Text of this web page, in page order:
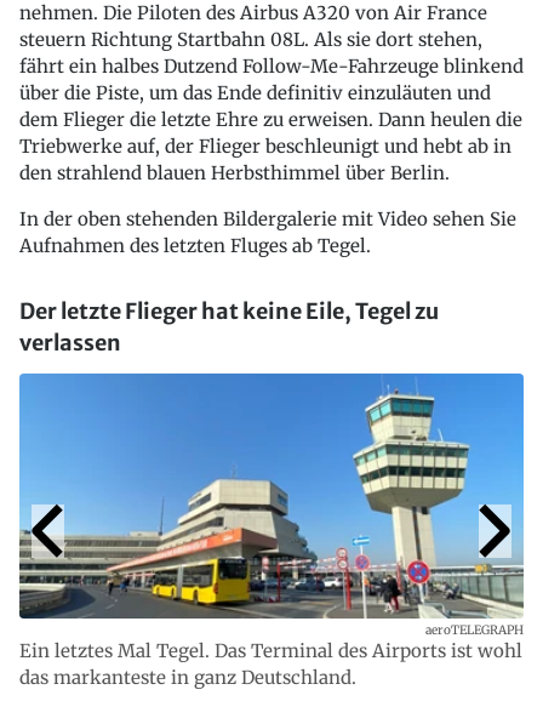
nehmen. Die Piloten des Airbus A320 von Air France
steuern Richtung Startbahn 08L. Als sie dort stehen,
fährt ein halbes Dutzend Follow-Me-Fahrzeuge blinkend
über die Piste, um das Ende definitiv einzuläuten und
dem Flieger die letzte Ehre zu erweisen. Dann heulen die
Triebwerke auf, der Flieger beschleunigt und hebt ab in
den strahlend blauen Herbsthimmel über Berlin.
In der oben stehenden Bildergalerie mit Video sehen Sie
Aufnahmen des letzten Fluges ab Tegel.
Der letzte Flieger hat keine Eile, Tegel zu
verlassen
Ein letztes Mal Tegel. Das Terminal des Airports ist wohl
das markanteste in ganz Deutschland.
aeroTELEGRAPH